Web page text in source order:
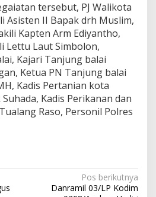
tersebut, PJ Walikota
Asisten II Bapak drh Muslim,
Kapten Arm Ediyantho,
Lettu Laut Simbolon,
Kajari Tanjung balai
Ketua PN Tanjung balai
Kadis Pertanian kota
Kadis Perikanan dan
Raso, Personil Polres
Pos berikutnya
Danramil 03/LP Kodim